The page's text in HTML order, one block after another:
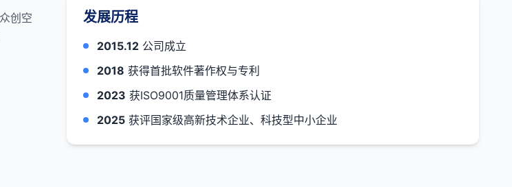
创空
发展历程
2015.12 公司成立
2018 获得首批软件著作权与专利
2023 获ISO9001质量管理体系认证
2025 获评国家级高新技术企业、科技型中小企业